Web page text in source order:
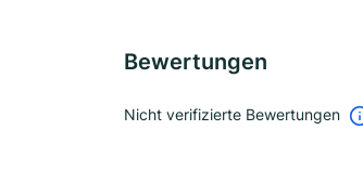
Bewertungen
Nicht verifizierte Bewertungen